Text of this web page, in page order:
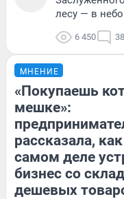
лесу — в
6 450 38
МНЕНИЕ
«Покупаешь
мешке»:
рассказала,
самом деле
бизнес со
дешевых